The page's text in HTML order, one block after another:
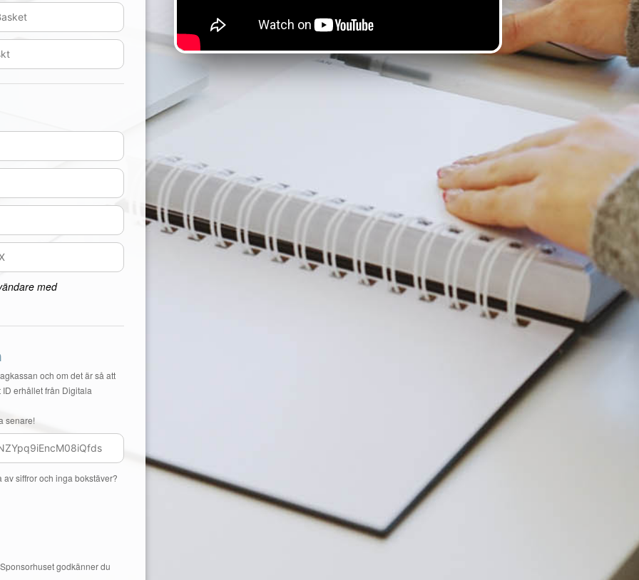
med
och om det är så att
erhållet från Digitala
senare!
siffror och inga bokstäver?
godkänner du